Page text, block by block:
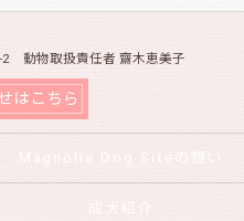
2 動物取扱責任者 齋木恵美子
はこちら
Magnolia Dog Siteの想い
成犬紹介